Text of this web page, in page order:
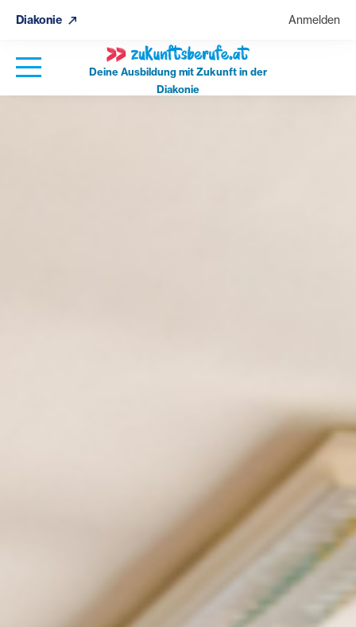
Diakonie Anmelden
Deine Ausbildung mit Zukunft in der
Diakonie